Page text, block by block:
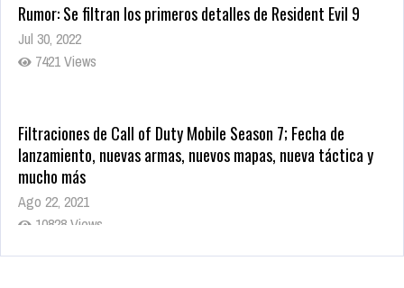
Rumor: Se filtran los primeros detalles de Resident Evil 9
Jul 30, 2022
7421 Views
Filtraciones de Call of Duty Mobile Season 7; Fecha de
lanzamiento, nuevas armas, nuevos mapas, nueva táctica y
mucho más
Ago 22, 2021
10828 Views
La configuración de Call of Duty 2021 aparentemente ya fue